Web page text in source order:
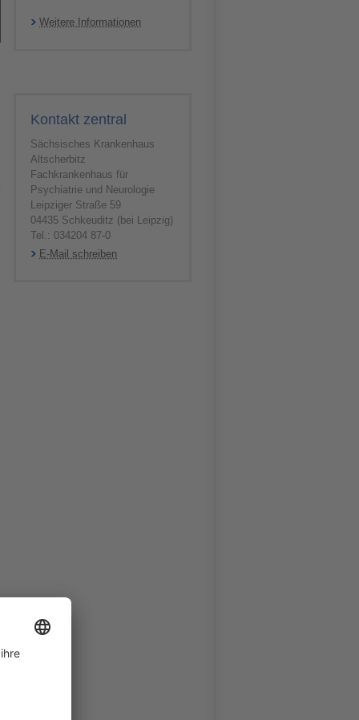
Weitere Informationen
Kontakt zentral
Sächsisches Krankenhaus
Altscherbitz
Fachkrankenhaus für
Psychiatrie und Neurologie
Leipziger Straße 59
04435 Schkeuditz (bei Leipzig)
Tel.: 034204 87-0
E-Mail schreiben